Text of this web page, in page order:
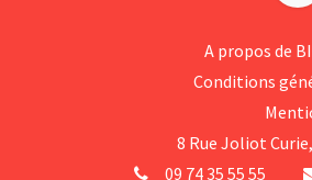
A p​ropos de
Conditions
8 Rue Jol​iot
09 74 35 55 55